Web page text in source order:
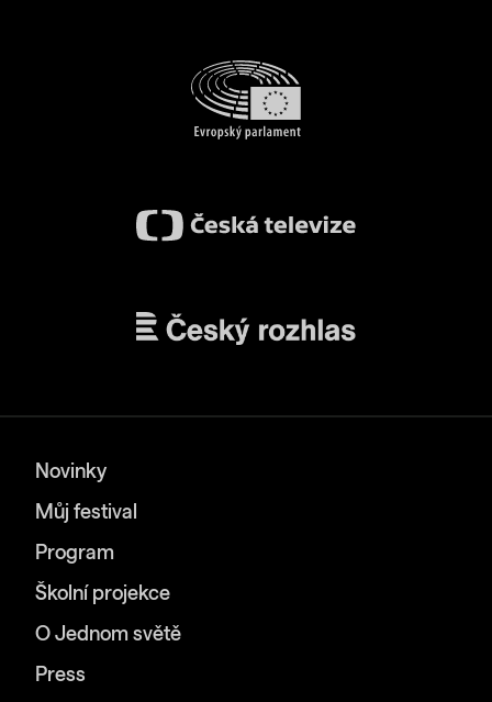
Novinky
Můj festival
Program
Školní projekce
O Jednom světě
Press